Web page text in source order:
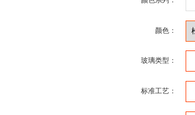
颜色：
玻璃类型：
标准工艺：